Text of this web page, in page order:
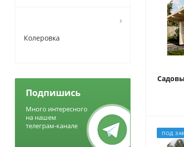
ПОД
Колеровка
Подпишись
Много интересного
на нашем
телеграм-канале